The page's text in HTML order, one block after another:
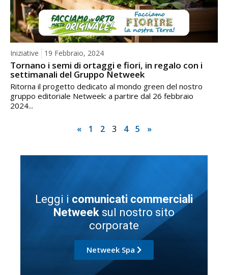
Iniziative 19 Febbraio, 2024
Tornano i semi di ortaggi e fiori, in regalo con i
settimanali del Gruppo Netweek
Ritorna il progetto dedicato al mondo green del nostro
gruppo editoriale Netweek: a partire dal 26 febbraio
2024...
« 1 2 3 4 5 »
Leggi i comunicati commerciali
Netweek sul nostro sito
corporate
Netweek Spa